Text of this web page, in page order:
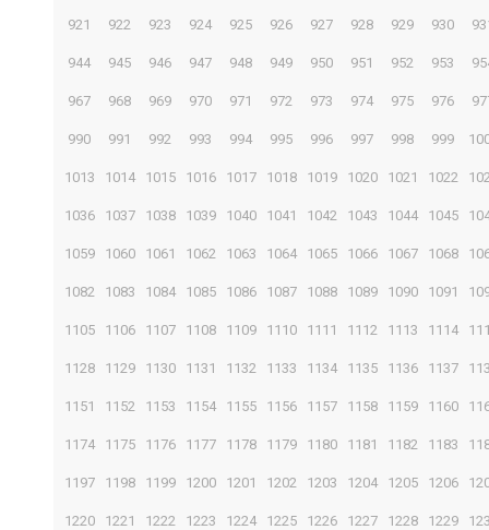
921 922 923 924 925 926 927 928 929 930
944 945 946 947 948 949 950 951 952 953
967 968 969 970 971 972 973 974 975 976
990 991 992 993 994 995 996 997 998 999
1013 1014 1015 1016 1017 1018 1019 1020 1021 1022
1036 1037 1038 1039 1040 1041 1042 1043 1044 1045
1059 1060 1061 1062 1063 1064 1065 1066 1067 1068
1082 1083 1084 1085 1086 1087 1088 1089 1090 1091
1105 1106 1107 1108 1109 1110 1111 1112 1113 1114
1128 1129 1130 1131 1132 1133 1134 1135 1136 1137
1151 1152 1153 1154 1155 1156 1157 1158 1159 1160
1174 1175 1176 1177 1178 1179 1180 1181 1182 1183
1197 1198 1199 1200 1201 1202 1203 1204 1205 1206
1220 1221 1222 1223 1224 1225 1226 1227 1228 1229